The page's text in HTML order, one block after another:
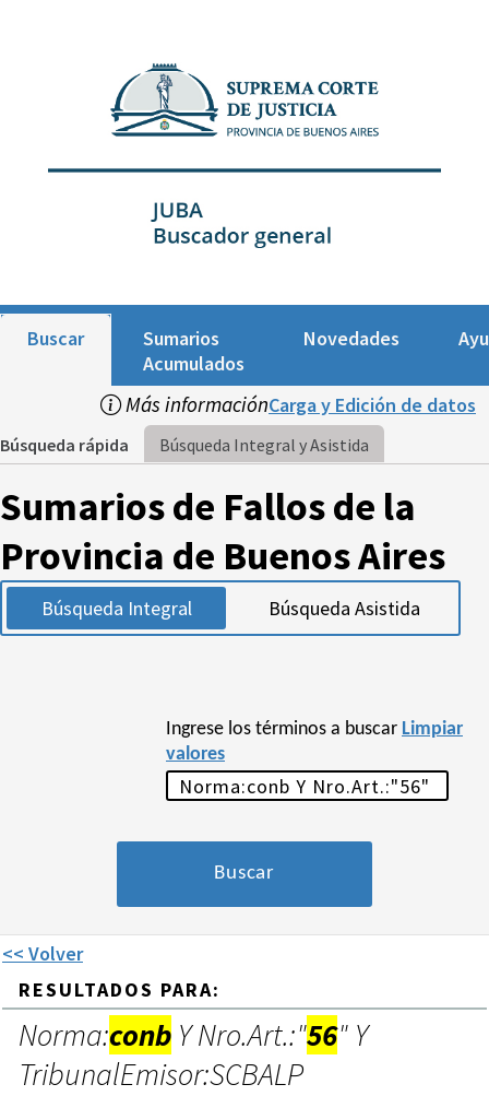
Buscar
Sumarios
Acumulados
Novedades
Más informaciónCarga y Edición de datos
Búsqueda rápida Búsqueda Integral y Asistida
Sumarios de Fallos de la
Provincia de Buenos Aires
Búsqueda Integral Búsqueda Asistida
Ingrese los términos a buscar Limpiar
valores
<< Volver
RESULTADOS PARA:
Norma:conb Y Nro.Art.:"56" Y
TribunalEmisor:SCBALP